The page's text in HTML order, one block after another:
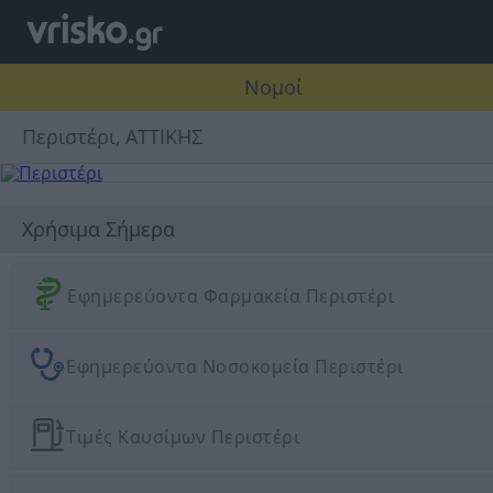
Νομοί
Περιστέρι, ΑΤΤΙΚΗΣ
Χρήσιμα Σήμερα
Εφημερεύοντα Φαρμακεία Περιστέρι
Εφημερεύοντα Νοσοκομεία Περιστέρι
Τιμές Καυσίμων Περιστέρι